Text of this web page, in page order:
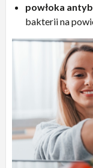
powłoka
bakterii na